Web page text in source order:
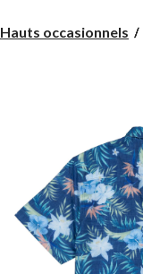
Hauts occasionnels